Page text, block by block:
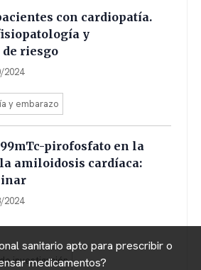
con cardiopatía.
y
riesgo
2024
y embarazo
99mTc-pirofosfato en la
amiloidosis cardíaca:
2024
investigación
sanitario apto para prescribir o
medicamentos?